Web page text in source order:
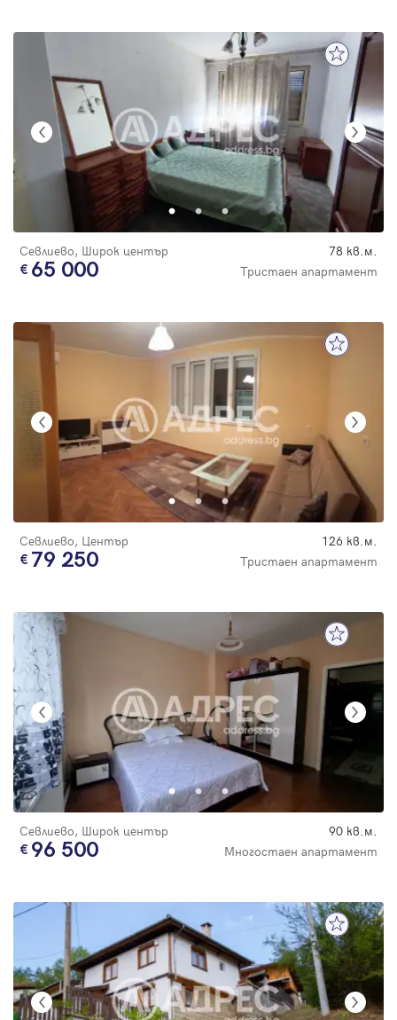
Севлиево, Широк център 78 кв.м.
65 000 Тристаен апартамент
Севлиево, Център 126 кв.м.
79 250 Тристаен апартамент
Севлиево, Широк център 90 кв.м.
96 500 Многостаен апартамент